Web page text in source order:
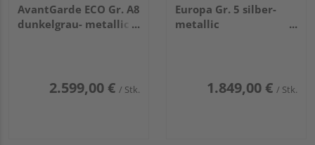
AvantGarde ECO Gr. A8
dunkelgrau- metallic
2.599,00 € / Stk.
Europa Gr. 5 silber-
metallic
1.849,00 € / Stk.